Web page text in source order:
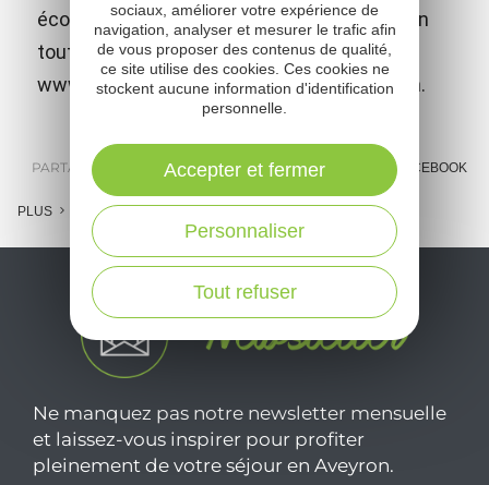
écologique. Pour organiser votre aventure en
toute sérénité, rendez-vous sur
www.popcornlabyrinthe.fr. Sans réservation.
PARTAGER : E-MAIL MESSENGER FACEBOOK
PLUS
Ne manquez pas notre newsletter mensuelle
et laissez-vous inspirer pour profiter
pleinement de votre séjour en Aveyron.
sociaux, améliorer votre expérience de
navigation, analyser et mesurer le trafic afin
de vous proposer des contenus de qualité,
ce site utilise des cookies. Ces cookies ne
stockent aucune information d'identification
personnelle.
Tout refuser
Personnaliser
Accepter et fermer